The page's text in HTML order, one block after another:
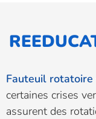
Fauteuil rotatoire
certaines crises
assurent des